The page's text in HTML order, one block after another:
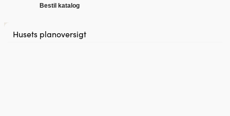
Bestil katalog